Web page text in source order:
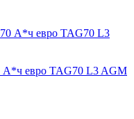
А*ч евро TAG70 L3 AGM